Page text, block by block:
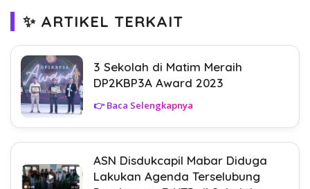
✨ ARTIKEL TERKAIT
3 Sekolah di Matim Meraih
DP2KBP3A Award 2023
👉 Baca Selengkapnya
ASN Disdukcapil Mabar Diduga
Lakukan Agenda Terselubung